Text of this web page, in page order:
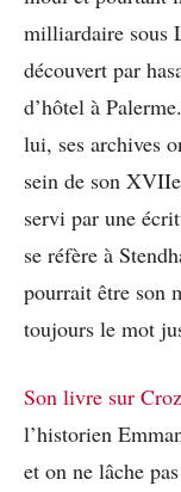
milliardaire sous
découvert par
d’hôtel à
lui, ses archives
sein de son
servi par une
se réfère à
pourrait être son
toujours le mot
Son livre sur
l’historien
et on ne lâche